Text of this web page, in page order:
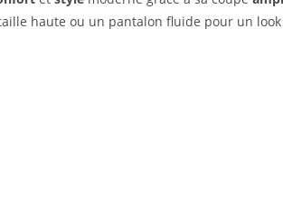
haute ou un pantalon fluide pour un